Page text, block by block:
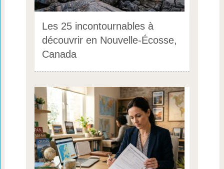
Les 25 incontournables à
découvrir en Nouvelle-Écosse,
Canada